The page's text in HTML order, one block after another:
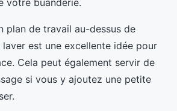
plan de travail au-dessus de
est une excellente idée pour
Cela peut également servir de
si vous y ajoutez une petite